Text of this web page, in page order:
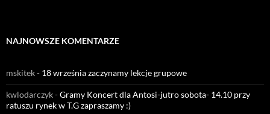
NAJNOWSZE KOMENTARZE
mskitek- 18 września zaczynamy lekcje grupowe
kwlodarczyk-Gramy Koncert dla Antosi-jutro sobota- 14.10 przy
ratuszu rynek w T.G zapraszamy :)